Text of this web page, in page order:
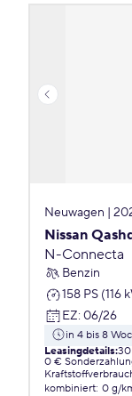
Neuwagen |
Nissan
N-Connecta
Benzin
158 PS (116
EZ: 06/26
in 4 bis 8
Leasingdetails:
0 €
kombiniert: 0 g/